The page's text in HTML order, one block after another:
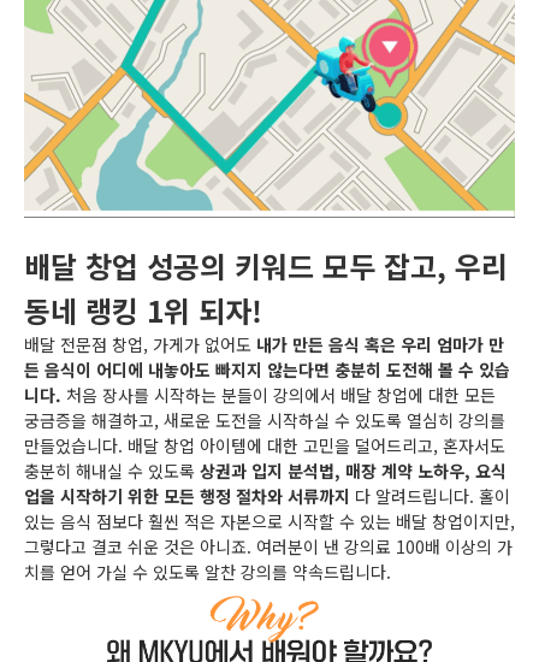
배달 창업 성공의 키워드 모두 잡고, 우리
동네 랭킹 1위 되자!
배달 전문점 창업, 가게가 없어도 내가 만든 음식 혹은 우리 엄마가 만
든 음식이 어디에 내놓아도 빠지지 않는다면 충분히 도전해 볼 수 있습
니다. 처음 장사를 시작하는 분들이 강의에서 배달 창업에 대한 모든
궁금증을 해결하고, 새로운 도전을 시작하실 수 있도록 열심히 강의를
만들었습니다. 배달 창업 아이템에 대한 고민을 덜어드리고, 혼자서도
충분히 해내실 수 있도록 상권과 입지 분석법, 매장 계약 노하우, 요식
업을 시작하기 위한 모든 행정 절차와 서류까지 다 알려드립니다. 홀이
있는 음식 점보다 훨씬 적은 자본으로 시작할 수 있는 배달 창업이지만,
그렇다고 결코 쉬운 것은 아니죠. 여러분이 낸 강의료 100배 이상의 가
치를 얻어 가실 수 있도록 알찬 강의를 약속드립니다.